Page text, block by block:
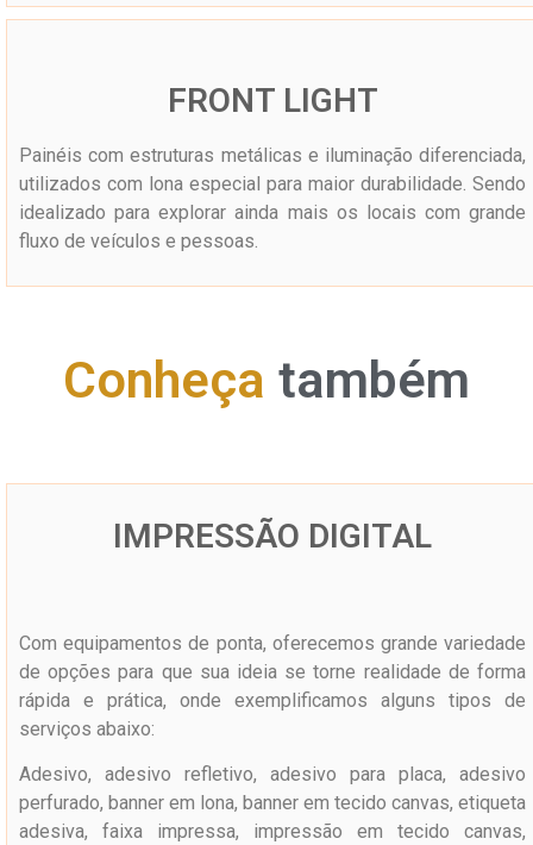
FRONT LIGHT
Painéis com estruturas metálicas e iluminação diferenciada,
utilizados com lona especial para maior durabilidade. Sendo
idealizado para explorar ainda mais os locais com grande
fluxo de veículos e pessoas.
Conheça também
IMPRESSÃO DIGITAL
Com equipamentos de ponta, oferecemos grande variedade
de opções para que sua ideia se torne realidade de forma
rápida e prática, onde exemplificamos alguns tipos de
serviços abaixo:
Adesivo, adesivo refletivo, adesivo para placa, adesivo
perfurado, banner em lona, banner em tecido canvas, etiqueta
adesiva, faixa impressa, impressão em tecido canvas,